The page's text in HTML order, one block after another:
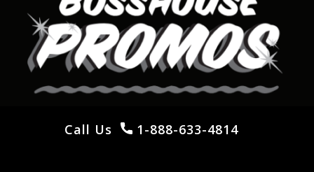
Call Us 1-888-633-4814